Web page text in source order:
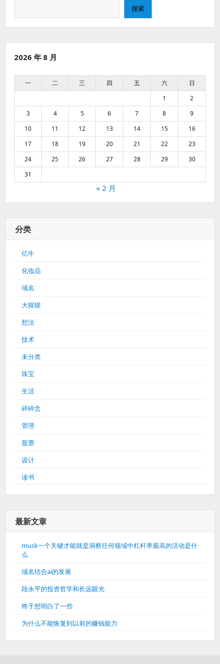
搜索
2026 年 8 月
一 二 三 四 五 六
日
1
2
3
4 5 6 7 8
9
10
11 12 13 14 15
16
17
18 19 20 21 22
23
24
25 26 27 28 29
30
31
« 2 月
分类
亿牛
化妆品
域名
大猩猩
想法
技术
未分类
珠宝
生活
碎碎念
管理
股票
设计
读书
最新文章
musk一个关键才能就是洞察任何领域中杠杆率最高的活动是什
么
域名结合ai的发展
段永平的投资哲学和长远眼光
终于想明白了一些
为什么不能恢复到以前的赚钱能力